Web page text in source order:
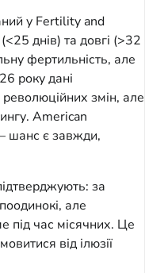
у Fertility and
днів) та довгі (>32
фертильність, але
року дані
змін, але
American
шанс є завжди,
за
але
під час місячних. Це
від ілюзії